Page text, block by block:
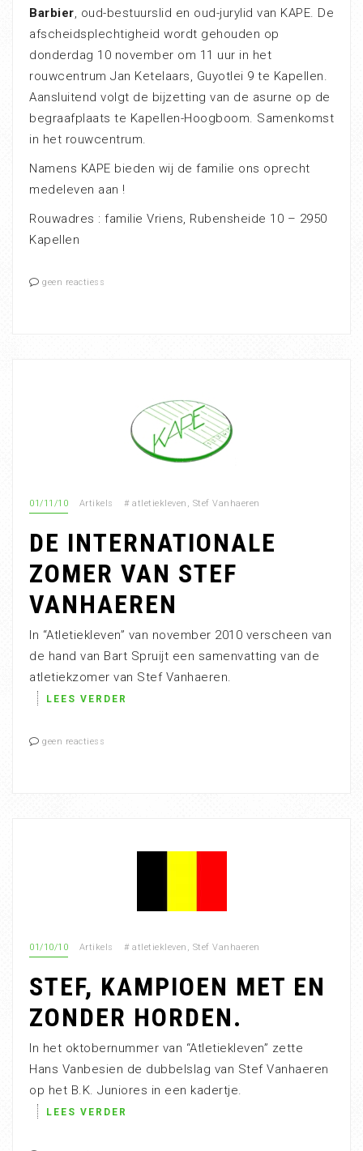
Barbier, oud-bestuurslid en oud-jurylid van KAPE. De
afscheidsplechtigheid wordt gehouden op
donderdag 10 november om 11 uur in het
rouwcentrum Jan Ketelaars, Guyotlei 9 te Kapellen.
Aansluitend volgt de bijzetting van de asurne op de
begraafplaats te Kapellen-Hoogboom. Samenkomst
in het rouwcentrum.
Namens KAPE bieden wij de familie ons oprecht
medeleven aan !
Rouwadres : familie Vriens, Rubensheide 10 – 2950
Kapellen
geen reactiess
01/11/10 Artikels # atletiekleven , Stef Vanhaeren
DE INTERNATIONALE
ZOMER VAN STEF
VANHAEREN
In “Atletiekleven” van november 2010 verscheen van
de hand van Bart Spruijt een samenvatting van de
atletiekzomer van Stef Vanhaeren.
LEES VERDER
geen reactiess
01/10/10 Artikels # atletiekleven , Stef Vanhaeren
STEF, KAMPIOEN MET EN
ZONDER HORDEN.
In het oktobernummer van “Atletiekleven” zette
Hans Vanbesien de dubbelslag van Stef Vanhaeren
op het B.K. Juniores in een kadertje.
LEES VERDER